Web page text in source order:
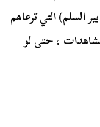
السلم) التي ترعاهم
، حتى لو